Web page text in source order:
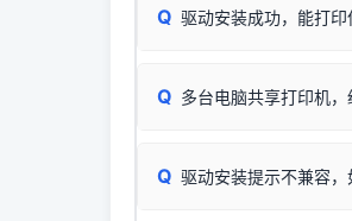
📌 行业常见典型例子
：HP Smart Tank
：Epson L4266、
进行简易复印测试（
❌ 复印无反应/打印白
进入系统打印队列，
完整图文修复指导：打印
Q 驱动安装成功，能打印
机身自检或复印同样
Q 多台电脑共享打印机
✅ 建议首先自查：打印
Q 驱动安装提示不兼容